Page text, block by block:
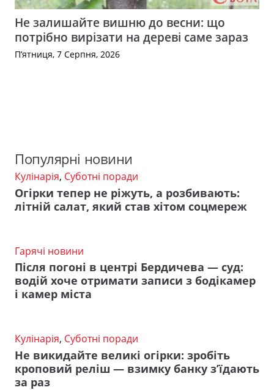
Не залишайте вишню до весни: що
потрібно вирізати на дереві саме зараз
П’ятниця, 7 Серпня, 2026
Популярні новини
Кулінарія, Суботні поради
Огірки тепер не ріжуть, а розбивають:
літній салат, який став хітом соцмереж
Гарячі новини
Після погоні в центрі Бердичева — суд:
водій хоче отримати записи з бодікамер
і камер міста
Кулінарія, Суботні поради
Не викидайте великі огірки: зробіть
кроповий реліш — взимку банку з’їдають
за раз